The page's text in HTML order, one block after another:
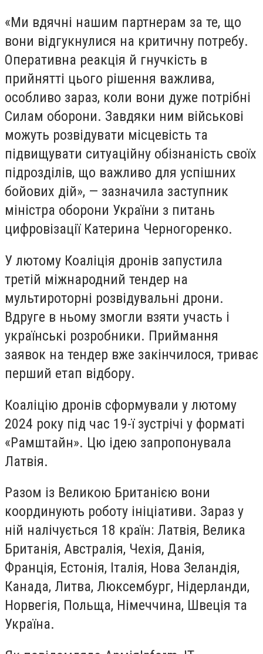
«Ми вдячні нашим партнерам за те, що
вони відгукнулися на критичну потребу.
Оперативна реакція й гнучкість в
прийнятті цього рішення важлива,
особливо зараз, коли вони дуже потрібні
Силам оборони. Завдяки ним військові
можуть розвідувати місцевість та
підвищувати ситуаційну обізнаність своїх
підрозділів, що важливо для успішних
бойових дій», — зазначила заступник
міністра оборони України з питань
цифровізації Катерина Черногоренко.
У лютому Коаліція дронів запустила
третій міжнародний тендер на
мультироторні розвідувальні дрони.
Вдруге в ньому змогли взяти участь і
українські розробники. Приймання
заявок на тендер вже закінчилося, триває
перший етап відбору.
Коаліцію дронів сформували у лютому
2024 року під час 19-ї зустрічі у форматі
«Рамштайн». Цю ідею запропонувала
Латвія.
Разом із Великою Британією вони
координують роботу ініціативи. Зараз у
ній налічується 18 країн: Латвія, Велика
Британія, Австралія, Чехія, Данія,
Франція, Естонія, Італія, Нова Зеландія,
Канада, Литва, Люксембург, Нідерланди,
Норвегія, Польща, Німеччина, Швеція та
Україна.